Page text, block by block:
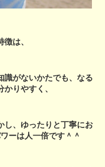
は、
識がないかたでも、なる
りやすく、
し、ゆったりと丁寧にお
ーは人一倍です＾＾